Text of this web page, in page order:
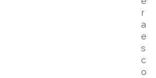
r
a
e
s
c
o